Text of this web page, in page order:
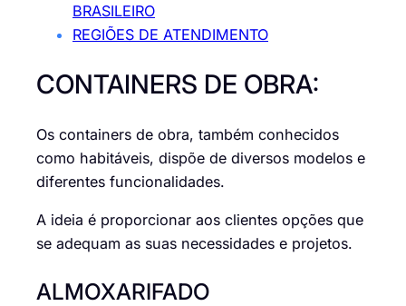
BRASILEIRO
REGIÕES DE ATENDIMENTO
CONTAINERS DE OBRA:
Os containers de obra, também conhecidos
como habitáveis, dispõe de diversos modelos e
diferentes funcionalidades.
A ideia é proporcionar aos clientes opções que
se adequam as suas necessidades e projetos.
ALMOXARIFADO